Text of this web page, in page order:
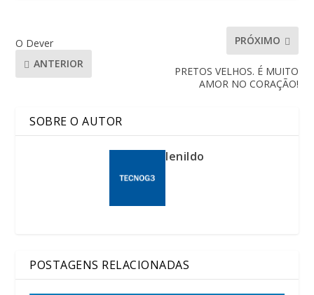
O Dever
ANTERIOR
PRÓXIMO
PRETOS VELHOS. É MUITO
AMOR NO CORAÇÃO!
SOBRE O AUTOR
lenildo
POSTAGENS RELACIONADAS